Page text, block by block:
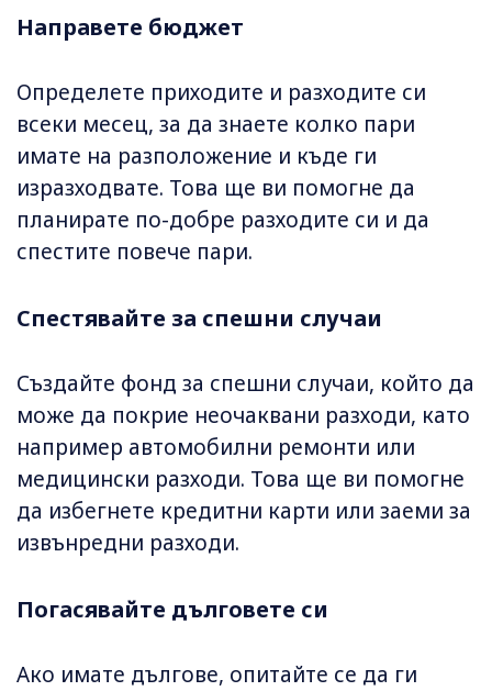
Направете бюджет
Определете приходите и разходите си
всеки месец, за да знаете колко пари
имате на разположение и къде ги
изразходвате. Това ще ви помогне да
планирате по-добре разходите си и да
спестите повече пари.
Спестявайте за спешни случаи
Създайте фонд за спешни случаи, който да
може да покрие неочаквани разходи, като
например автомобилни ремонти или
медицински разходи. Това ще ви помогне
да избегнете кредитни карти или заеми за
извънредни разходи.
Погасявайте дълговете си
Ако имате дългове, опитайте се да ги